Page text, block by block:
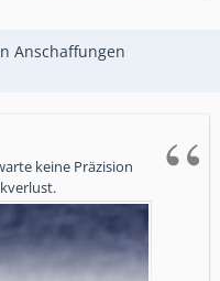
Anschaffungen
keine Präzision